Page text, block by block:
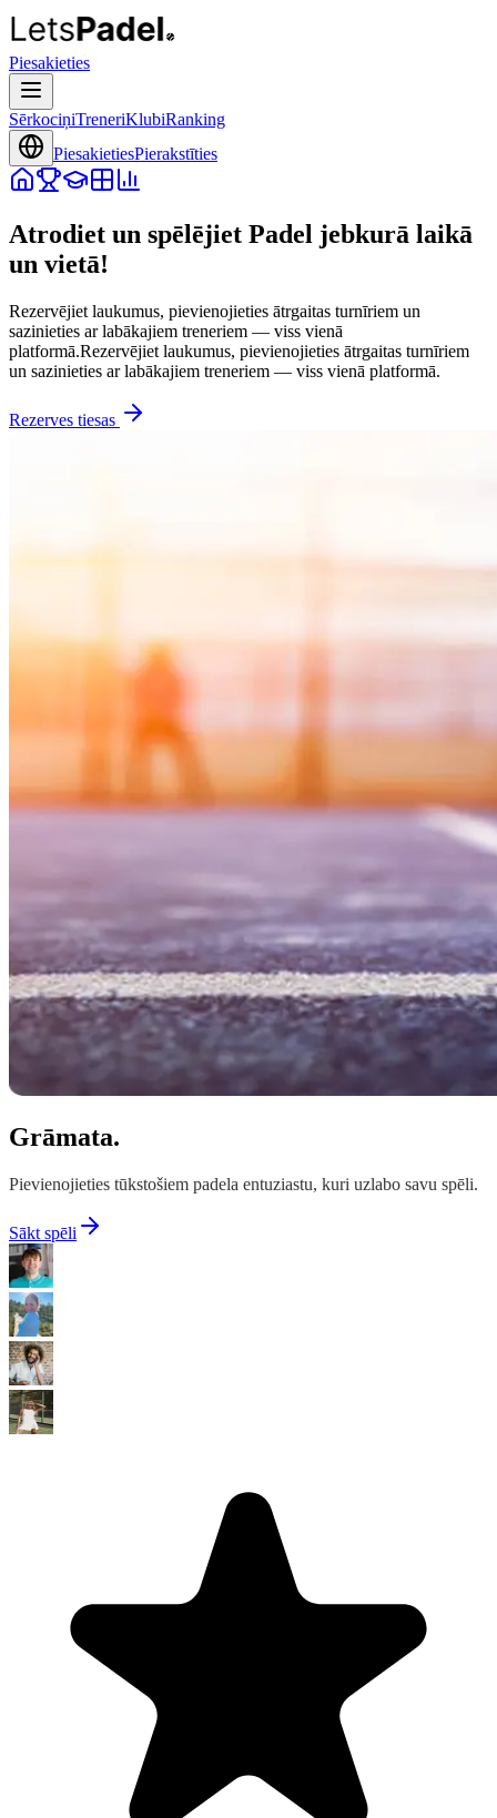
Piesakieties
SērkociņiTreneriKlubiRanking
PiesakietiesPierakstīties
Atrodiet un spēlējiet Padel jebkurā laikā
un vietā!
Rezervējiet laukumus, pievienojieties ātrgaitas turnīriem un
sazinieties ar labākajiem treneriem — viss vienā
platformā.Rezervējiet laukumus, pievienojieties ātrgaitas turnīriem
un sazinieties ar labākajiem treneriem — viss vienā platformā.
Rezerves tiesas
Grāmata.
Pievienojieties tūkstošiem padela entuziastu, kuri uzlabo savu spēli.
Sākt spēli